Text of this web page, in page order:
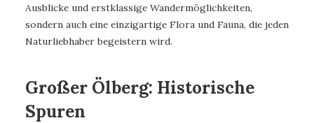
Ausblicke und erstklassige Wandermöglichkeiten,
sondern auch eine einzigartige Flora und Fauna, die jeden
Naturliebhaber begeistern wird.
Großer Ölberg: Historische
Spuren